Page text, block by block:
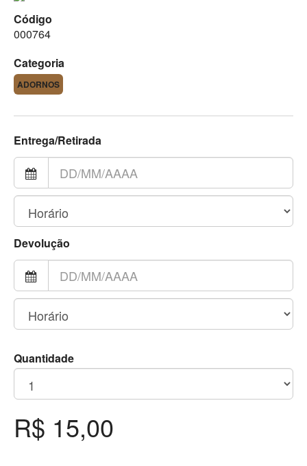
Código
000764
Categoria
ADORNOS
Entrega/Retirada
Devolução
Quantidade
R$ 15,00